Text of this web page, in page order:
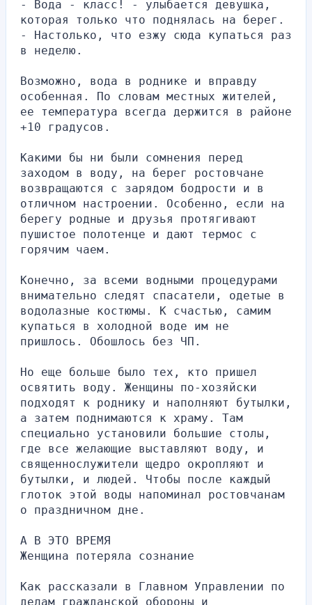
- Вода - класс! - улыбается девушка,
которая только что поднялась на берег.
- Настолько, что езжу сюда купаться раз
в неделю.
Возможно, вода в роднике и вправду
особенная. По словам местных жителей,
ее температура всегда держится в районе
+10 градусов.
Какими бы ни были сомнения перед
заходом в воду, на берег ростовчане
возвращаются с зарядом бодрости и в
отличном настроении. Особенно, если на
берегу родные и друзья протягивают
пушистое полотенце и дают термос с
горячим чаем.
Конечно, за всеми водными процедурами
внимательно следят спасатели, одетые в
водолазные костюмы. К счастью, самим
купаться в холодной воде им не
пришлось. Обошлось без ЧП.
Но еще больше было тех, кто пришел
освятить воду. Женщины по-хозяйски
подходят к роднику и наполняют бутылки,
а затем поднимаются к храму. Там
специально установили большие столы,
где все желающие выставляют воду, и
священнослужители щедро окропляют и
бутылки, и людей. Чтобы после каждый
глоток этой воды напоминал ростовчанам
о праздничном дне.
А В ЭТО ВРЕМЯ
Женщина потеряла сознание
Как рассказали в Главном Управлении по
делам гражданской обороны и